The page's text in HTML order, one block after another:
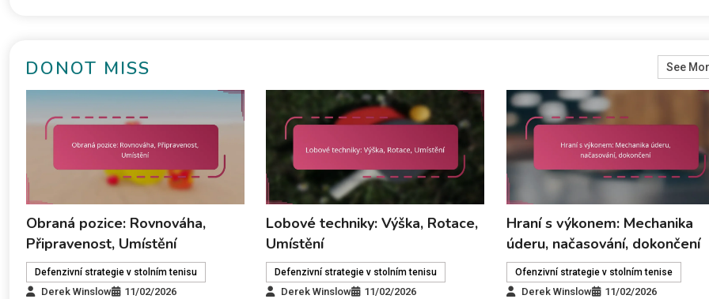
DONOT MISS See
Obraná pozice: Rovnováha,
Připravenost, Umístění
Defenzivní strategie v stolním tenisu
Derek Winslow 11/02/2026
Lobové techniky: Výška, Rotace,
Umístění
Defenzivní strategie v stolním tenisu
Derek Winslow 11/02/2026
Hraní s výkonem: Mechanika
úderu, načasování, dokončení
Ofenzivní strategie v stolním tenise
Derek Winslow 11/02/2026